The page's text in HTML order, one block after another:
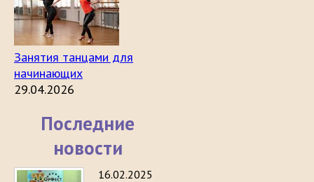
Занятия танцами для
начинающих
29.04.2026
Последние
новости
16.02.2025